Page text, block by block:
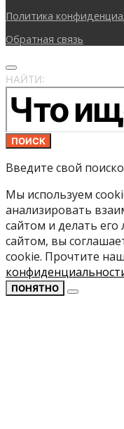
Политика
Обратная связь
НАЙТИ:
ПОИСК
Введите свой
Мы используем
анализировать
сайтом и делать
сайтом, вы
cookie. Прочтите
ПОНЯТНО